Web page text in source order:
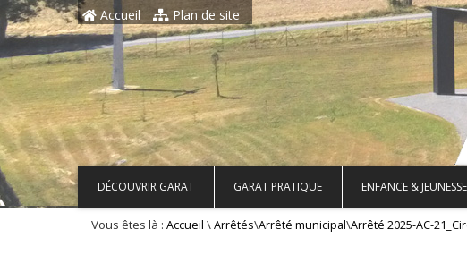
Aller au contenu principal
Accueil Plan de site
DÉCOUVRIR GARAT GARAT PRATIQUE ENFANCE & JEUNESSE
Vous êtes là : Accueil \Arrêtés\Arrêté municipal\Arrêté 2025-AC-